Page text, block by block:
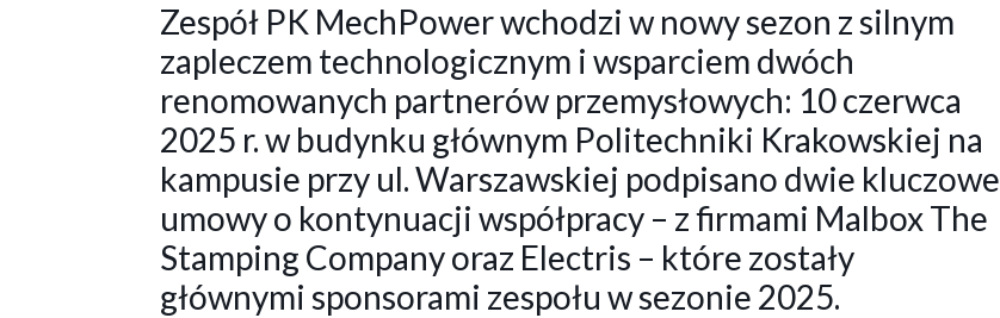
Zespół PK MechPower wchodzi w nowy sezon z silnym
zapleczem technologicznym i wsparciem dwóch
renomowanych partnerów przemysłowych: 10 czerwca
2025 r. w budynku głównym Politechniki Krakowskiej na
kampusie przy ul. Warszawskiej podpisano dwie kluczowe
umowy o kontynuacji współpracy – z firmami Malbox The
Stamping Company oraz Electris – które zostały
głównymi sponsorami zespołu w sezonie 2025.